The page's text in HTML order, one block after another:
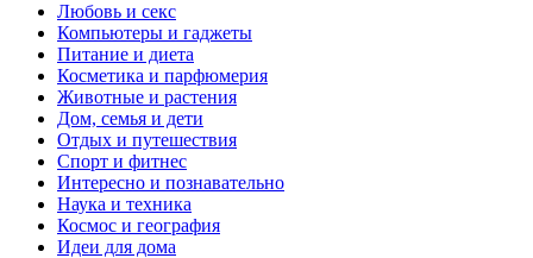
Любовь и секс
Компьютеры и гаджеты
Питание и диета
Косметика и парфюмерия
Животные и растения
Дом, семья и дети
Отдых и путешествия
Спорт и фитнес
Интересно и познавательно
Наука и техника
Космос и география
Идеи для дома